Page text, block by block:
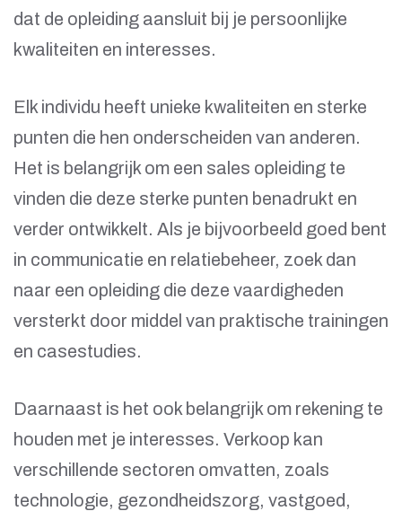
dat de opleiding aansluit bij je persoonlijke
kwaliteiten en interesses.
Elk individu heeft unieke kwaliteiten en sterke
punten die hen onderscheiden van anderen.
Het is belangrijk om een sales opleiding te
vinden die deze sterke punten benadrukt en
verder ontwikkelt. Als je bijvoorbeeld goed bent
in communicatie en relatiebeheer, zoek dan
naar een opleiding die deze vaardigheden
versterkt door middel van praktische trainingen
en casestudies.
Daarnaast is het ook belangrijk om rekening te
houden met je interesses. Verkoop kan
verschillende sectoren omvatten, zoals
technologie, gezondheidszorg, vastgoed,